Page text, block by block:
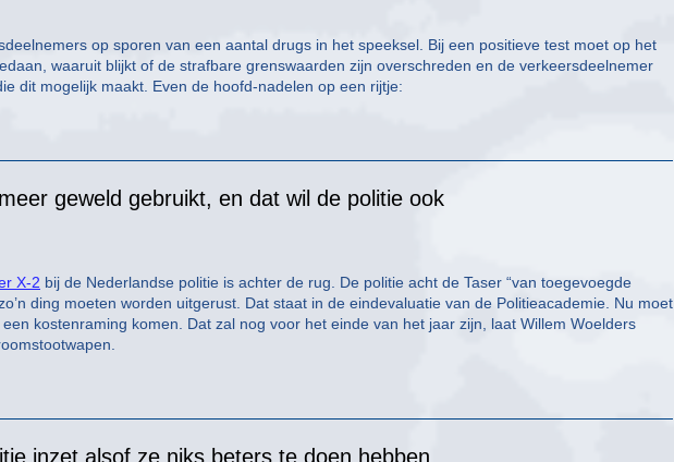
op sporen van een aantal drugs in het speeksel. Bij een positieve test moet op het
waaruit blijkt of de strafbare grenswaarden zijn overschreden en de verkeersdeelnemer
dit mogelijk maakt. Even de hoofd-nadelen op een rijtje:
geweld gebruikt, en dat wil de politie ook
X-2 bij de Nederlandse politie is achter de rug. De politie acht de Taser “van toegevoegde
ding moeten worden uitgerust. Dat staat in de eindevaluatie van de Politieacademie. Nu moet
kostenraming komen. Dat zal nog voor het einde van het jaar zijn, laat Willem Woelders
inzet alsof ze niks beters te doen hebben